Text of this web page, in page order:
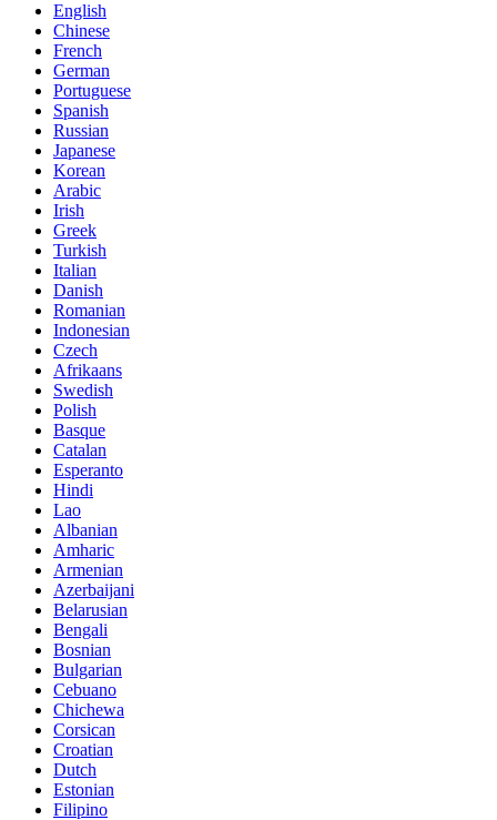
English
Chinese
French
German
Portuguese
Spanish
Russian
Japanese
Korean
Arabic
Irish
Greek
Turkish
Italian
Danish
Romanian
Indonesian
Czech
Afrikaans
Swedish
Polish
Basque
Catalan
Esperanto
Hindi
Lao
Albanian
Amharic
Armenian
Azerbaijani
Belarusian
Bengali
Bosnian
Bulgarian
Cebuano
Chichewa
Corsican
Croatian
Dutch
Estonian
Filipino